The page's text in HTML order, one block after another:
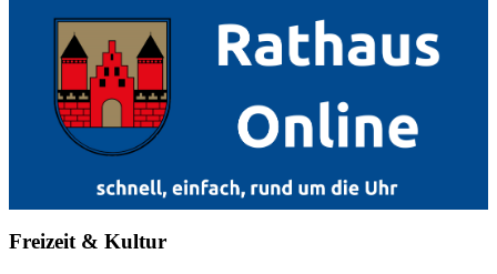
Freizeit & Kultur